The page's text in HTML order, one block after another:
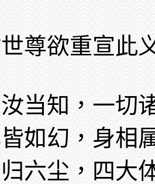
尊欲重宣此
当知，一切
如幻，身相
六尘，四大